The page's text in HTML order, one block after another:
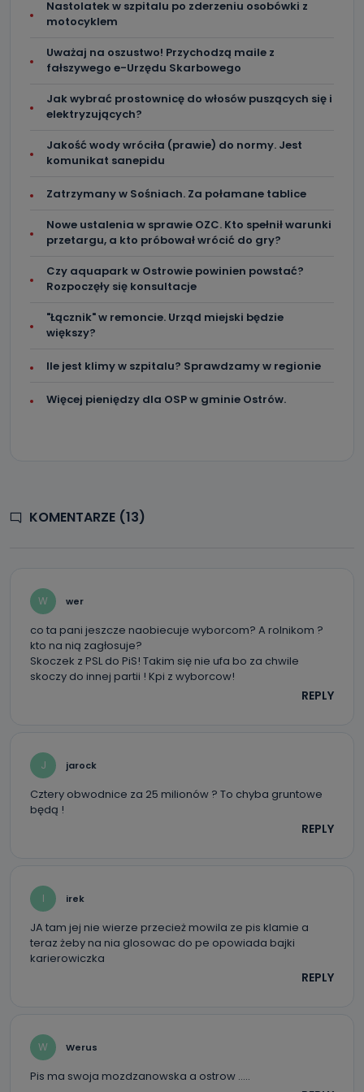
Nastolatek w szpitalu po zderzeniu osobówki z
motocyklem
Uważaj na oszustwo! Przychodzą maile z
fałszywego e-Urzędu Skarbowego
Jak wybrać prostownicę do włosów puszących się i
elektryzujących?
Jakość wody wróciła (prawie) do normy. Jest
komunikat sanepidu
Zatrzymany w Sośniach. Za połamane tablice
Nowe ustalenia w sprawie OZC. Kto spełnił warunki
przetargu, a kto próbował wrócić do gry?
Czy aquapark w Ostrowie powinien powstać?
Rozpoczęły się konsultacje
"Łącznik" w remoncie. Urząd miejski będzie
większy?
Ile jest klimy w szpitalu? Sprawdzamy w regionie
Więcej pieniędzy dla OSP w gminie Ostrów.
KOMENTARZE (13)
W wer
co ta pani jeszcze naobiecuje wyborcom? A rolnikom ?
kto na nią zagłosuje?
Skoczek z PSL do PiS! Takim się nie ufa bo za chwile
skoczy do innej partii ! Kpi z wyborcow!
REPLY
J jarock
Cztery obwodnice za 25 milionów ? To chyba gruntowe
będą !
REPLY
I irek
JA tam jej nie wierze przecież mowila ze pis klamie a
teraz żeby na nia glosowac do pe opowiada bajki
karierowiczka
REPLY
W Werus
Pis ma swoja mozdzanowska a ostrow …..